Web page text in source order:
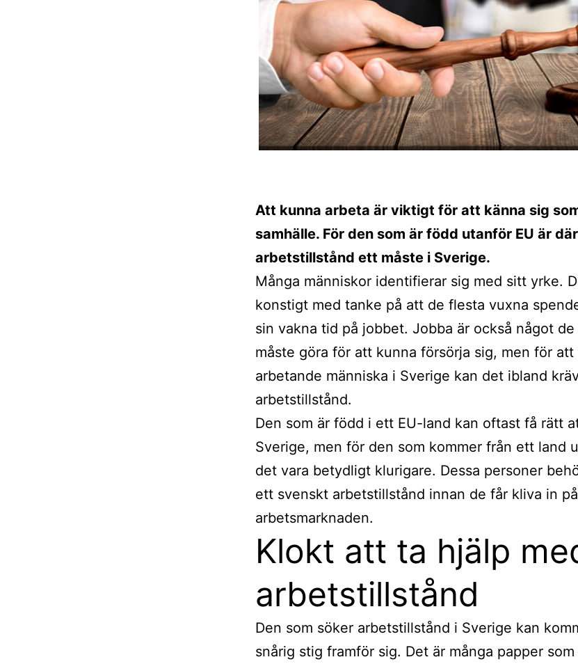
Att kunna arbeta är viktigt för att känna sig
samhälle. För den som är född utanför EU är
arbetstillstånd ett måste i Sverige.
Många människor identifierar sig med sitt yrke.
konstigt med tanke på att de flesta vuxna
sin vakna tid på jobbet. Jobba är också något
måste göra för att kunna försörja sig, men för att
arbetande människa i Sverige kan det ibland
arbetstillstånd.
Den som är född i ett EU-land kan oftast få rätt
Sverige, men för den som kommer från ett land
det vara betydligt klurigare. Dessa personer
ett svenskt arbetstillstånd innan de får kliva in
arbetsmarknaden.
Klokt att ta hjälp
arbetstillstånd
Den som söker arbetstillstånd i Sverige kan
snårig stig framför sig. Det är många papper